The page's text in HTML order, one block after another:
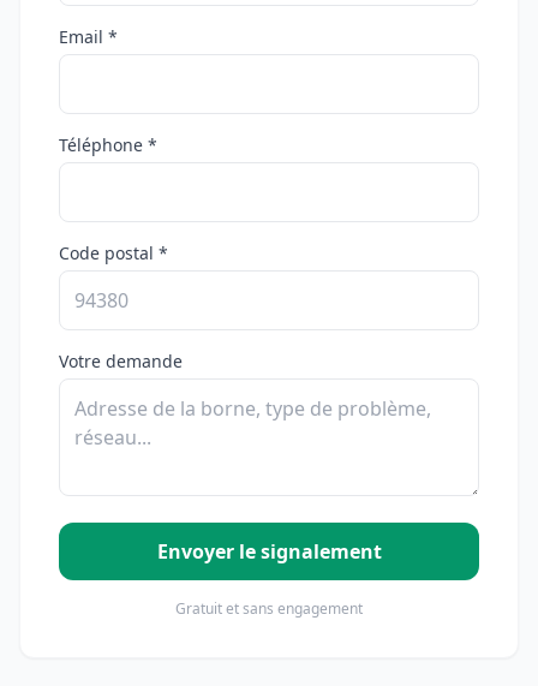
Email *
Téléphone *
Code postal *
Votre demande
Envoyer le signalement
Gratuit et sans engagement